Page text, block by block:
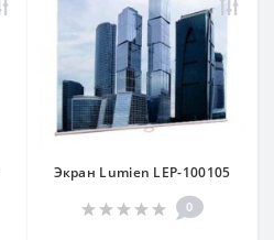
Экран Lumien LEP-100105
0